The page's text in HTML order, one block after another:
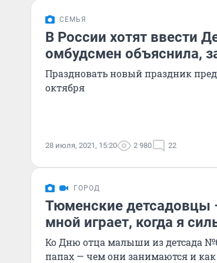
СЕМЬЯ
В России хотят ввести
омбудсмен объяснила,
Праздновать новый праздник
октября
28 июля, 2021, 15:20 2 980 22
ГОРОД
Тюменские детсадовцы
мной играет, когда я
Ко Дню отца малыши из детсада
папах — чем они занимаются и